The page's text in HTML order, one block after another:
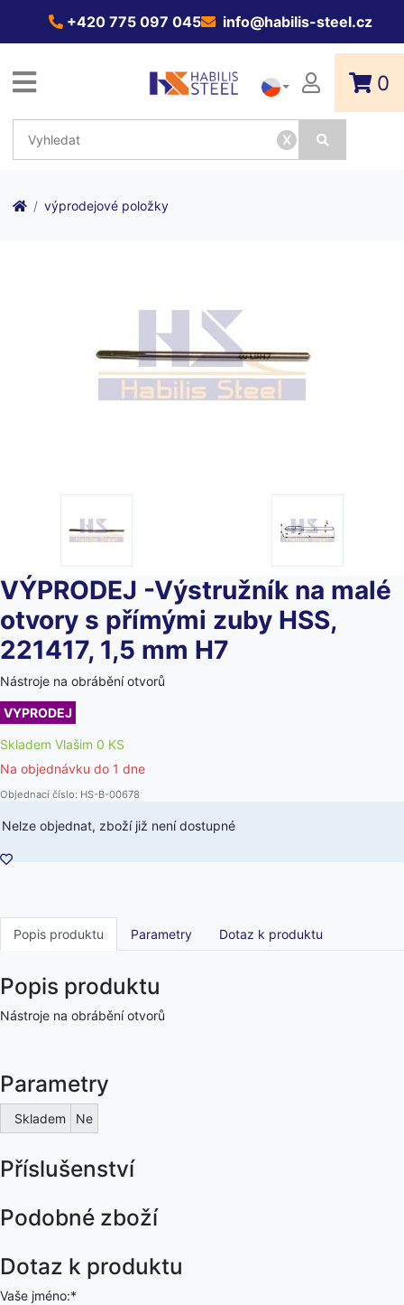
+420 775 097 045 info@habilis-steel.cz
x
0
výprodejové položky
VÝPRODEJ -Výstružník na malé
otvory s přímými zuby HSS,
221417, 1,5 mm H7
Nástroje na obrábění otvorů
VYPRODEJ
Skladem Vlašim 0 KS
Na objednávku do 1 dne
Objednací číslo: HS-B-00678
Nelze objednat, zboží již není dostupné
Popis produktu Parametry Dotaz k produktu
Popis produktu
Nástroje na obrábění otvorů
Parametry
Skladem Ne
Příslušenství
Podobné zboží
Dotaz k produktu
Vaše jméno:*